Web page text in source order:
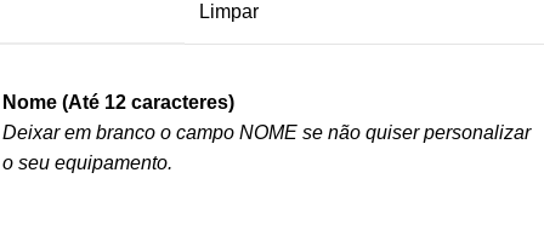
Limpar
Nome (Até 12 caracteres)
Deixar em branco o campo NOME se não quiser personalizar
o seu equipamento.